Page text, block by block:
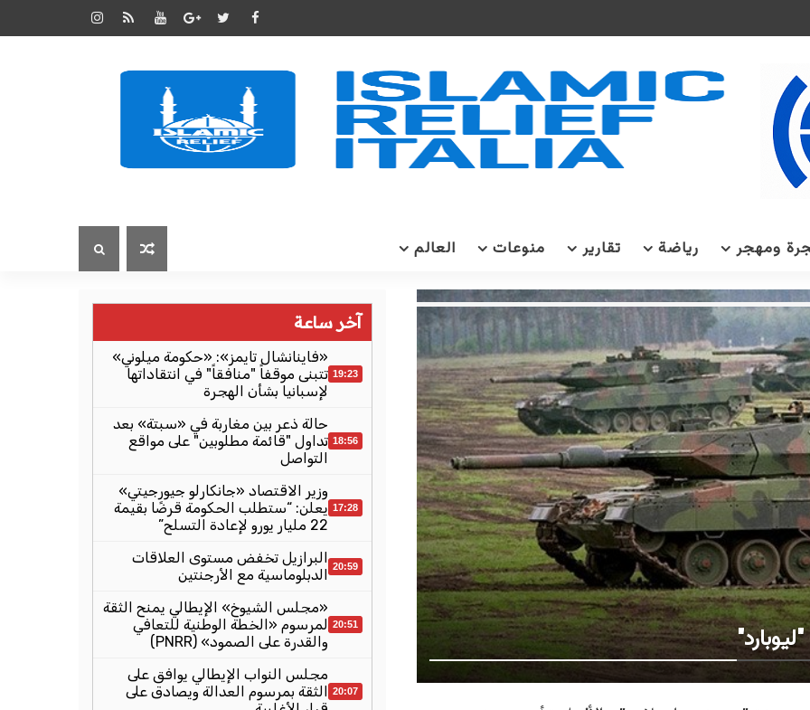
ومهجر رياضة تقارير منوعات العالم
آخر ساعة
19:23
«فاينانشال تايمز»: «حكومة ميلوني»
تتبنى موقفاً "منافقاً" في انتقاداتها
لإسبانيا بشأن الهجرة
18:56
حالة ذعر بين مغاربة في «سبتة» بعد
تداول "قائمة مطلوبين" على مواقع
التواصل
17:28
وزير الاقتصاد «جانكارلو جيورجيتي»
يعلن: “ستطلب الحكومة قرضًا بقيمة
22 مليار يورو لإعادة التسلح”
20:59 البرازيل تخفض مستوى العلاقات
الدبلوماسية مع الأرجنتين
20:51
«مجلس الشيوخ» الإيطالي يمنح الثقة
لمرسوم «الخطة الوطنية للتعافي
والقدرة على الصمود» (PNRR)
20:07
مجلس النواب الإيطالي يوافق على
الثقة بمرسوم العدالة ويصادق على